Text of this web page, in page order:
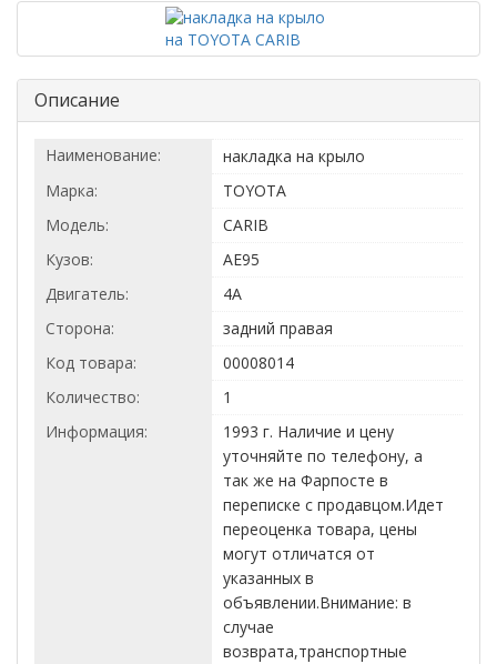
Описание
Наименование:
накладка на крыло
Марка:
TOYOTA
Модель:
CARIB
Кузов:
AE95
Двигатель:
4A
Сторона:
задний правая
Код товара:
00008014
Количество:
1
Информация:
1993 г. Наличие и цену
уточняйте по телефону, а
так же на Фарпосте в
переписке с продавцом.Идет
переоценка товара, цены
могут отличатся от
указанных в
объявлении.Внимание: в
случае
возврата,транспортные